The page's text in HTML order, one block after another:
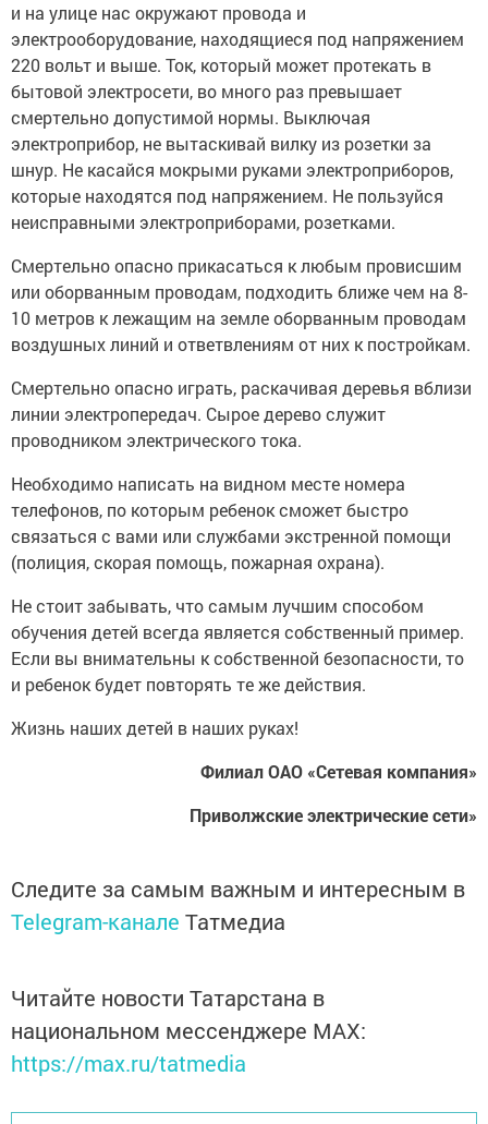
и на улице нас окружают провода и
электрооборудование, находящиеся под напряжением
220 вольт и выше. Ток, который может протекать в
бытовой электросети, во много раз превышает
смертельно допустимой нормы. Выключая
электроприбор, не вытаскивай вилку из розетки за
шнур. Не касайся мокрыми руками электроприборов,
которые находятся под напряжением. Не пользуйся
неисправными электроприборами, розетками.
Смертельно опасно прикасаться к любым провисшим
или оборванным проводам, подходить ближе чем на 8-
10 метров к лежащим на земле оборванным проводам
воздушных линий и ответвлениям от них к постройкам.
Смертельно опасно играть, раскачивая деревья вблизи
линии электропередач. Сырое дерево служит
проводником электрического тока.
Необходимо написать на видном месте номера
телефонов, по которым ребенок сможет быстро
связаться с вами или службами экстренной помощи
(полиция, скорая помощь, пожарная охрана).
Не стоит забывать, что самым лучшим способом
обучения детей всегда является собственный пример.
Если вы внимательны к собственной безопасности, то
и ребенок будет повторять те же действия.
Жизнь наших детей в наших руках!
Филиал ОАО «Сетевая компания»
Приволжские электрические сети»
Следите за самым важным и интересным в
Telegram-канале Татмедиа
Читайте новости Татарстана в
национальном мессенджере MАХ:
https://max.ru/tatmedia